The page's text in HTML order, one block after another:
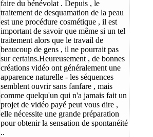
faire du bénévolat . Depuis , le
traitement de desquamation de la peau
est une procédure cosmétique , il est
important de savoir que même si un tel
traitement alors que le travail de
beaucoup de gens , il ne pourrait pas
sur certains.Heureusement , de bonnes
créations vidéo ont généralement une
apparence naturelle - les séquences
semblent ouvrir sans fanfare , mais
comme quelqu'un qui n'a jamais fait un
projet de vidéo payé peut vous dire ,
elle nécessite une grande préparation
pour obtenir la sensation de spontanéité
..